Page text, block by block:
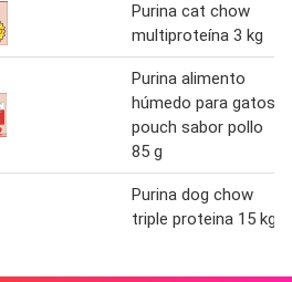
Purina cat chow
multiproteína 3 kg
Purina alimento
húmedo para gatos
pouch sabor pollo
85 g
Purina dog chow
triple proteina 15 kg